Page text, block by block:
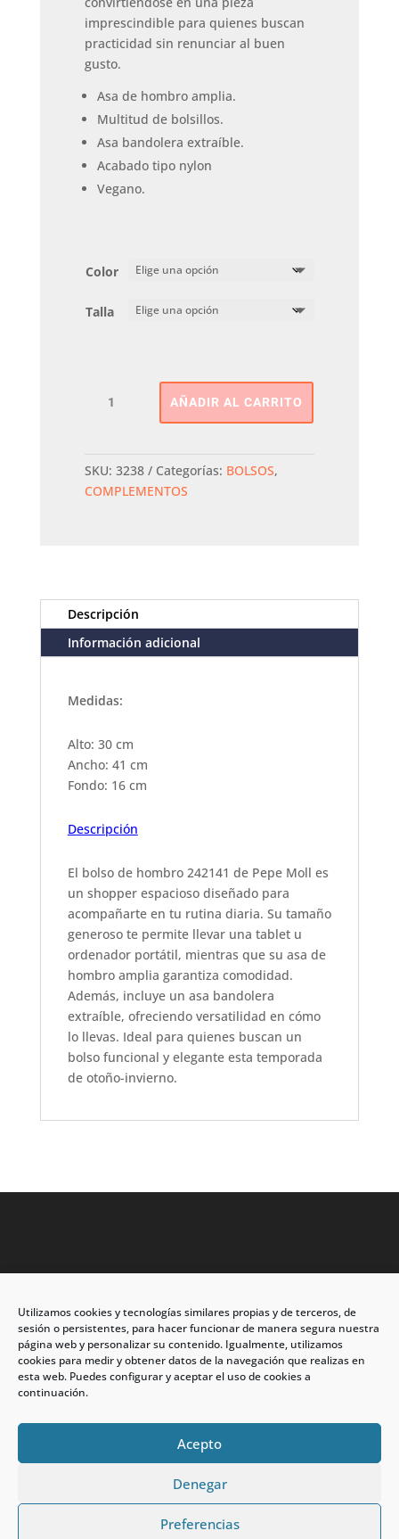
Utilizamos cookies y tecnologías similares propias y de terceros, de
sesión o persistentes, para hacer funcionar de manera segura nuestra
página web y personalizar su contenido. Igualmente, utilizamos
cookies para medir y obtener datos de la navegación que realizas en
esta web. Puedes configurar y aceptar el uso de cookies a
continuación.
Acepto
Denegar
Preferencias
imprescindible para quienes buscan
practicidad sin renunciar al buen
gusto.
Asa de hombro amplia.
Multitud de bolsillos.
Asa bandolera extraíble.
Acabado tipo nylon
Vegano.
Color
Talla
moll
cantidad
AÑADIR AL CARRITO
SKU: 3238 Categorías: BOLSOS,
COMPLEMENTOS
Descripción
Información adicional
Medidas:
Alto: 30 cm
Ancho: 41 cm
Fondo: 16 cm
Descripción
El bolso de hombro 242141 de Pepe Moll es
un shopper espacioso diseñado para
acompañarte en tu rutina diaria. Su tamaño
generoso te permite llevar una tablet u
ordenador portátil, mientras que su asa de
hombro amplia garantiza comodidad.
Además, incluye un asa bandolera
extraíble, ofreciendo versatilidad en cómo
lo llevas. Ideal para quienes buscan un
bolso funcional y elegante esta temporada
de otoño-invierno.
Dirección: C/Eleuterio Quintanilla nº67 – Esq. Río de
Oro
CP: 33209, Gijón – Asturias
Teléfono: 985146502 – 647 72 54 95